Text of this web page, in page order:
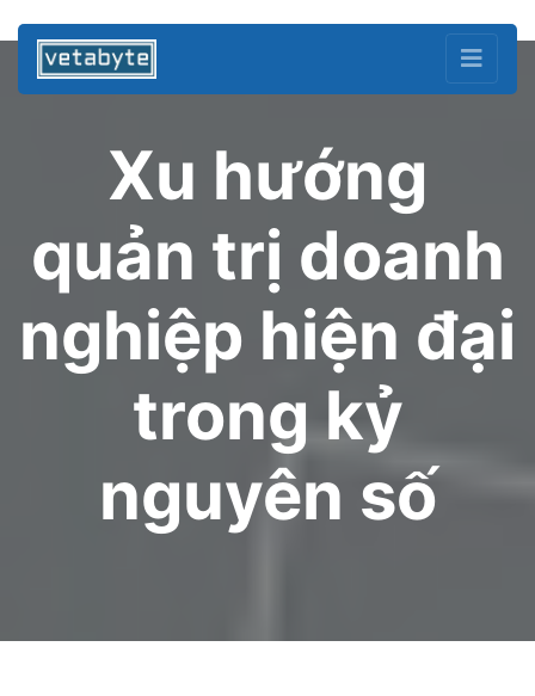
Xu hướng
quản trị doanh
nghiệp hiện đại
trong kỷ
nguyên số